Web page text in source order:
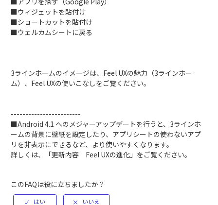
■ウィジェットを貼付け
■ショートカットを貼付け
■ウェルカムシートに戻る
3ラインホームのイメージは、 Feel UXの魅力（3ラインホー
ム） 、 Feel UXの使いこなしをご覧ください。
------------------------
■Android 4.1 へのメジャーアップデートを行うと、3ラインホ
ームの背景に壁紙を設定したり、アプリシートの使わないアプ
リを非表示にできるなど、より使いやすくなります。
詳しくは、「更新内容 Feel UXの進化 」をご覧ください。
このFAQは役に立ちましたか？